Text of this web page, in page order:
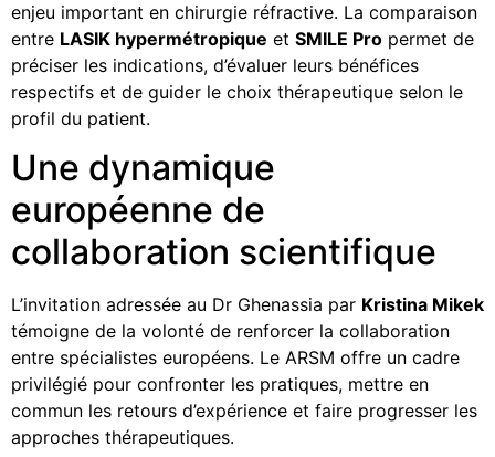
enjeu important en chirurgie réfractive. La comparaison
entre LASIK hypermétropique et SMILE Pro permet de
préciser les indications, d’évaluer leurs bénéfices
respectifs et de guider le choix thérapeutique selon le
profil du patient.
Une dynamique
européenne de
collaboration scientifique
L’invitation adressée au Dr Ghenassia par Kristina Mikek
témoigne de la volonté de renforcer la collaboration
entre spécialistes européens. Le ARSM offre un cadre
privilégié pour confronter les pratiques, mettre en
commun les retours d’expérience et faire progresser les
approches thérapeutiques.